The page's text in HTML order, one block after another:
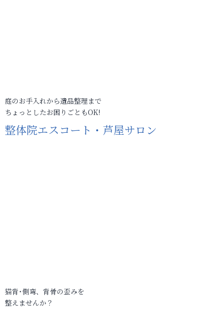
庭のお手入れから遺品整理まで
ちょっとしたお困りごともOK!
整体院エスコート・芦屋サロン
猫背･側弯、背骨の歪みを
整えませんか？